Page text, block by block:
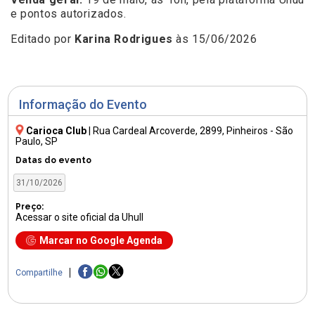
Informação do Evento
Carioca Club|Rua Cardeal Arcoverde, 2899, Pinheiros - São
Paulo, SP
Datas do evento
31/10/2026
Preço:
Acessar o site oficial da Uhull
Marcar no Google Agenda
Compartilhe
e pontos autorizados.
Editado por Karina Rodrigues às 15/06/2026